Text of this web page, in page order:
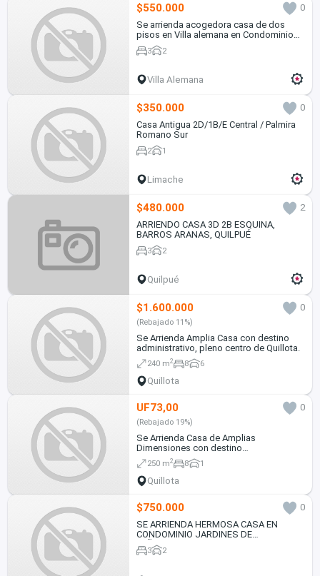
$550.000
0
Se arrienda acogedora casa de dos
pisos en Villa alemana en Condominio
los Almendros
3 2
Villa Alemana
$350.000
0
Casa Antigua 2D/1B/E Central / Palmira
Romano Sur
2 1
Limache
$480.000
2
ARRIENDO CASA 3D 2B ESQUINA,
BARROS ARANAS, QUILPUÉ
3 2
Quilpué
$1.600.000 0
(Rebajado 11%)
Se Arrienda Amplia Casa con destino
administrativo, pleno centro de Quillota.
240 m2 8 6
Quillota
UF73,00 0
(Rebajado 19%)
Se Arrienda Casa de Amplias
Dimensiones con destino
Administrativo, en el Centro de Quillota.
250 m2 8 1
Quillota
$750.000
0
SE ARRIENDA HERMOSA CASA EN
CONDOMINIO JARDINES DE
PEÑABLANCA III
3 2